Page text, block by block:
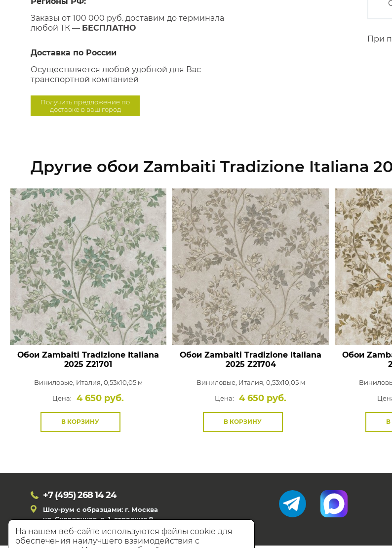
Заказы от 100 000 руб. доставим до терминала
любой ТК — БЕСПЛАТНО
Доставка по России
Осуществляется любой удобной для Вас
транспортной компанией
Получить предложение по
доставке в ваш город
При
Другие обои Zambaiti Tradizione Italiana
Обои Zambaiti Tradizione Italiana
2025 Z21701
Виниловые, Италия, 0,53x10,05 м
Цена:
4 650 руб.
В КОРЗИНУ
Обои Zambaiti Tradizione Italiana
2025 Z21704
Виниловые, Италия, 0,53x10,05 м
Цена:
4 650 руб.
В КОРЗИНУ
Обои
+7 (495)268 14 24
Шоу-рум с образцами: г. Москва
ул. Складочная, д. 1, строение 9
На нашем веб-сайте используются файлы cookie для
обеспечения наилучшего взаимодействия с